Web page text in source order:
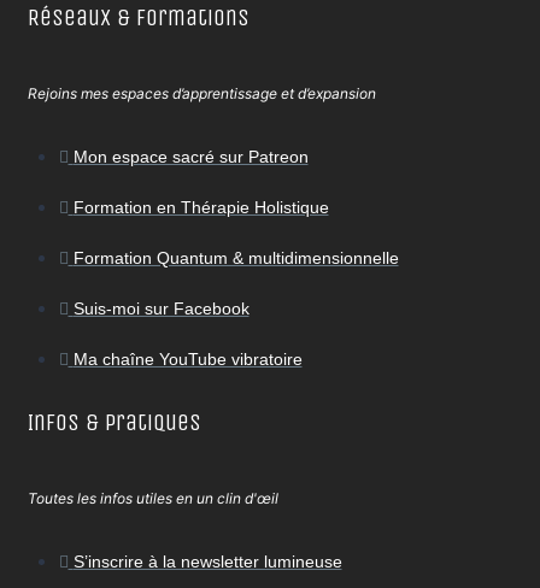
Réseaux & Formations
Rejoins mes espaces d’apprentissage et d’expansion
Mon espace sacré sur Patreon
Formation en Thérapie Holistique
Formation Quantum & multidimensionnelle
Suis-moi sur Facebook
Ma chaîne YouTube vibratoire
Infos & Pratiques
Toutes les infos utiles en un clin d'œil
S’inscrire à la newsletter lumineuse